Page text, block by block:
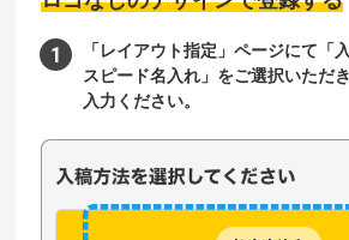
「レイアウト指定」ページにて「
スピード名入れ」をご選択いただ
入力ください。